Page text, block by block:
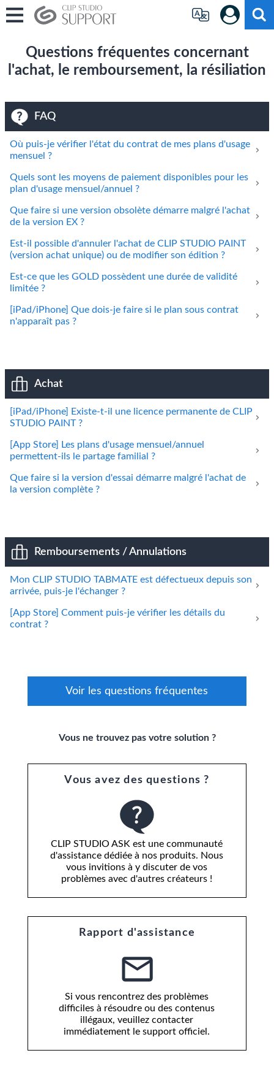
Questions fréquentes concernant
l'achat, le remboursement, la résiliation
FAQ
Où puis-je vérifier l'état du contrat de mes plans d'usage
mensuel ?
Quels sont les moyens de paiement disponibles pour les
plan d'usage mensuel/annuel ?
Que faire si une version obsolète démarre malgré l'achat
de la version EX ?
Est-il possible d'annuler l'achat de CLIP STUDIO PAINT
(version achat unique) ou de modifier son édition ?
Est-ce que les GOLD possèdent une durée de validité
limitée ?
[iPad/iPhone] Que dois-je faire si le plan sous contrat
n'apparaît pas ?
Achat
[iPad/iPhone] Existe-t-il une licence permanente de CLIP
STUDIO PAINT ?
[App Store] Les plans d'usage mensuel/annuel
permettent-ils le partage familial ?
Que faire si la version d'essai démarre malgré l'achat de
la version complète ?
Remboursements / Annulations
Mon CLIP STUDIO TABMATE est défectueux depuis son
arrivée, puis-je l'échanger ?
[App Store] Comment puis-je vérifier les détails du
contrat ?
Voir les questions fréquentes
Vous ne trouvez pas votre solution ?
Vous avez des questions ?
CLIP STUDIO ASK est une communauté
d'assistance dédiée à nos produits. Nous
vous invitions à y discuter de vos
problèmes avec d'autres créateurs !
Rapport d'assistance
Si vous rencontrez des problèmes
difficiles à résoudre ou des contenus
illégaux, veuillez contacter
immédiatement le support officiel.